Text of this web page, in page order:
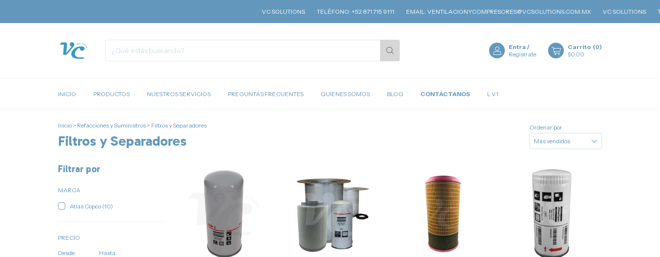
VC SOLUTIONS TELÉFONO: +52 871 715 9111 EMAIL:VENTILACIONYCOMPRESORES@VCSOLUTIONS.COM.MX VC SOLUTIONS
Entra /
Regístrate
Carrito (0)
$0.00
INICIO PRODUCTOS NUESTROS SERVICIOS PREGUNTAS FRECUENTES QUIENES SOMOS BLOG CONTÁCTANOS L V1
Inicio > Refacciones y Suministros > Filtros y Separadores
Filtros y Separadores
Ordenar por
Filtrar por
MARCA
Atlas Copco (10)
PRECIO
Desde Hasta